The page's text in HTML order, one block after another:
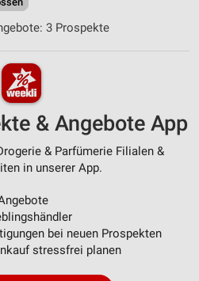
3 Prospekte
& Angebote App
& Parfümerie Filialen &
in unserer App.
bei neuen Prospekten
stressfrei planen